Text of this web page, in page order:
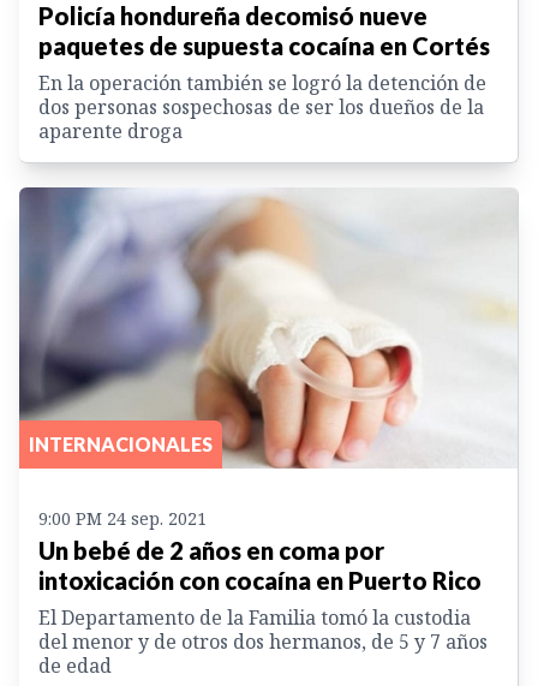
Policía hondureña decomisó nueve
paquetes de supuesta cocaína en Cortés
En la operación también se logró la detención de
dos personas sospechosas de ser los dueños de la
aparente droga
INTERNACIONALES
9:00 PM 24 sep. 2021
Un bebé de 2 años en coma por
intoxicación con cocaína en Puerto Rico
El Departamento de la Familia tomó la custodia
del menor y de otros dos hermanos, de 5 y 7 años
de edad